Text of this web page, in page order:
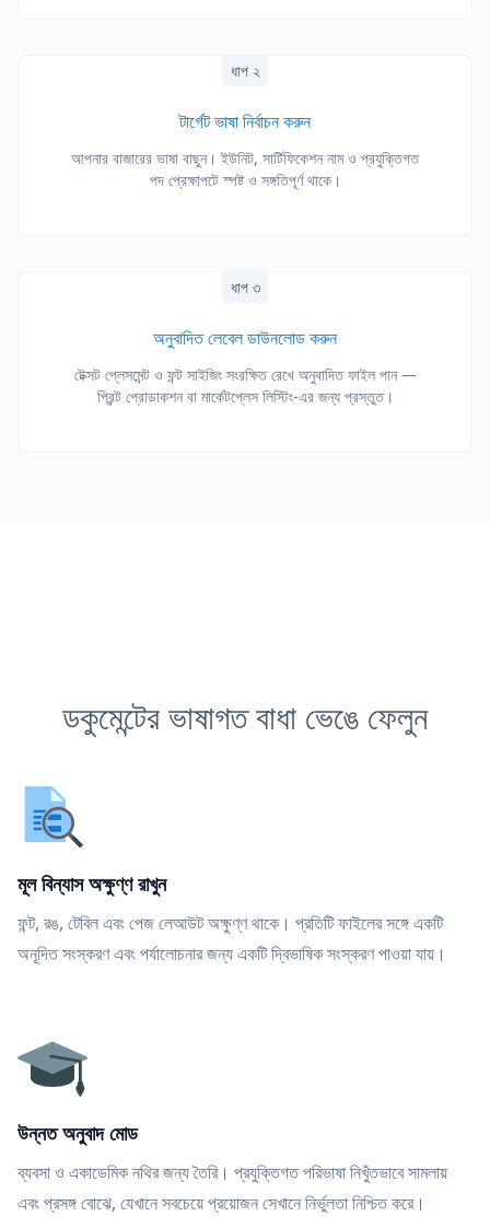
ধাপ ২
টার্গেট ভাষা নির্বাচন করুন
আপনার বাজারের ভাষা বাছুন। ইউনিট, সার্টিফিকেশন নাম ও প্রযুক্তিগত
পদ প্রেক্ষাপটে স্পষ্ট ও সঙ্গতিপূর্ণ থাকে।
ধাপ ৩
অনুবাদিত লেবেল ডাউনলোড করুন
টেক্সট প্লেসমেন্ট ও ফন্ট সাইজিং সংরক্ষিত রেখে অনুবাদিত ফাইল পান —
প্রিন্ট প্রোডাকশন বা মার্কেটপ্লেস লিস্টিং-এর জন্য প্রস্তুত।
ডকুমেন্টের ভাষাগত বাধা ভেঙে ফেলুন
মূল বিন্যাস অক্ষুণ্ণ রাখুন
ফন্ট, রঙ, টেবিল এবং পেজ লেআউট অক্ষুণ্ণ থাকে। প্রতিটি ফাইলের সঙ্গে একটি
অনূদিত সংস্করণ এবং পর্যালোচনার জন্য একটি দ্বিভাষিক সংস্করণ পাওয়া যায়।
উন্নত অনুবাদ মোড
ব্যবসা ও একাডেমিক নথির জন্য তৈরি। প্রযুক্তিগত পরিভাষা নিখুঁতভাবে সামলায়
এবং প্রসঙ্গ বোঝে, যেখানে সবচেয়ে প্রয়োজন সেখানে নির্ভুলতা নিশ্চিত করে।